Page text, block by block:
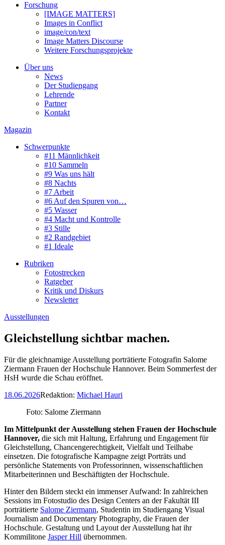
Forschung
[IMAGE MATTERS]
Images in Conflict
image/con/text
Image Matters Discourse
Weitere Forschungsprojekte
Über uns
News
Der Studiengang
Lehrende
Partner
Kontakt
Magazin
Schwerpunkte
#11 Männlichkeit
#10 Sammeln
#9 Was uns hält
#8 Nachts
#7 Arbeit
#6 Auf den Spuren von…
#5 Wasser
#4 Macht und Kontrolle
#3 Stille
#2 Randgebiet
#1 Ideale
Rubriken
Fotostrecken
Ratgeber
Kritik und Diskurs
Newsletter
Ausstellungen
Gleichstellung sichtbar machen.
Für die gleichnamige Ausstellung porträtierte Fotografin Salome
Ziermann Frauen der Hochschule Hannover. Beim Sommerfest der
HsH wurde die Schau eröffnet.
18.06.2026Redaktion: Michael Hauri
Foto: Salome Ziermann
Im Mittelpunkt der Ausstellung stehen Frauen der Hochschule
Hannover, die sich mit Haltung, Erfahrung und Engagement für
Gleichstellung, Chancengerechtigkeit, Vielfalt und Teilhabe
einsetzen. Die fotografische Kampagne zeigt Porträts und
persönliche Statements von Professorinnen, wissenschaftlichen
Mitarbeiterinnen und Beschäftigten der Hochschule.
Hinter den Bildern steckt ein immenser Aufwand: In zahlreichen
Sessions im Fotostudio des Design Centers an der Fakultät III
porträtierte Salome Ziermann, Studentin im Studiengang Visual
Journalism and Documentary Photography, die Frauen der
Hochschule. Gestaltung und Layout der Ausstellung hat ihr
Kommilitone Jasper Hill übernommen.